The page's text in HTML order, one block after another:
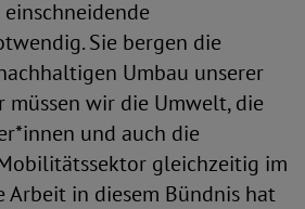
Sie bergen die
Umbau unserer
müssen wir die Umwelt, die
und auch die
gleichzeitig im
Arbeit in diesem Bündnis hat